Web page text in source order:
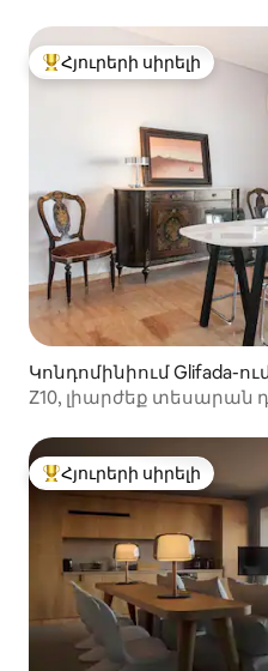
Հյուրերի սիրելի
Հյուրերի սիրելի
Կոնդոմինիում Glifada-
Z10, լիարժեք տեսարան
Հյուրերի սիրելի
Հյուրերի սիրելի